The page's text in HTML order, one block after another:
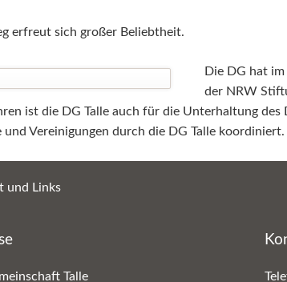
erfreut sich großer Beliebtheit.
Die DG hat
der NRW
ist die DG Talle auch für die Unterhaltung des
und Vereinigungen durch die DG Talle koordiniert.
und Links
Talle